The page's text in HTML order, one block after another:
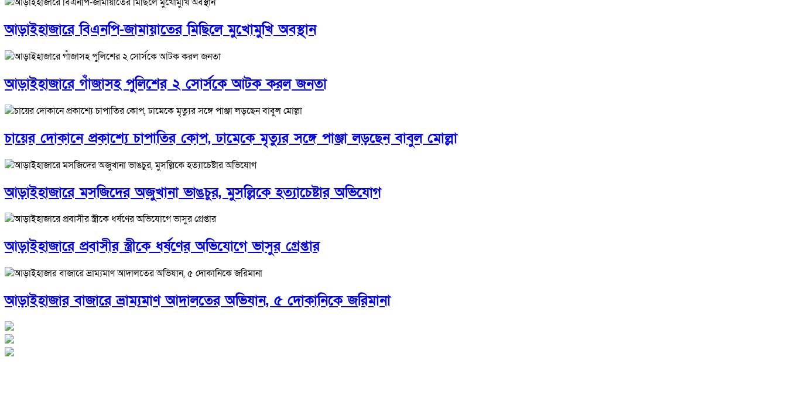
আড়াইহাজারে বিএনপি-জামায়াতের মিছিলে মুখোমুখি অবস্থান
আড়াইহাজারে গাঁজাসহ পুলিশের ২ সোর্সকে আটক করল জনতা
চায়ের দোকানে প্রকাশ্যে চাপাতির কোপ, ঢামেকে মৃত্যুর সঙ্গে পাঞ্জা লড়ছেন বাবুল মোল্লা
আড়াইহাজারে মস‌জি‌দের অজুখানা ভাঙচুর, মুসল্লিকে হত্যাচেষ্টার অভিযোগ
আড়াইহাজারে প্রবাসীর স্ত্রীকে ধর্ষণের অভিযোগে ভাসুর গ্রেপ্তার
আড়াইহাজার বাজারে ভ্রাম্যমাণ আদালতের অভিযান, ৫ দোকানিকে জরিমানা